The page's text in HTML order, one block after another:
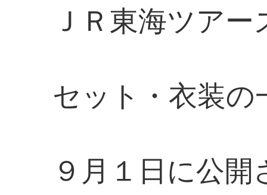
ＪＲ東海ツアー
セット・衣装の
９月１日に公開